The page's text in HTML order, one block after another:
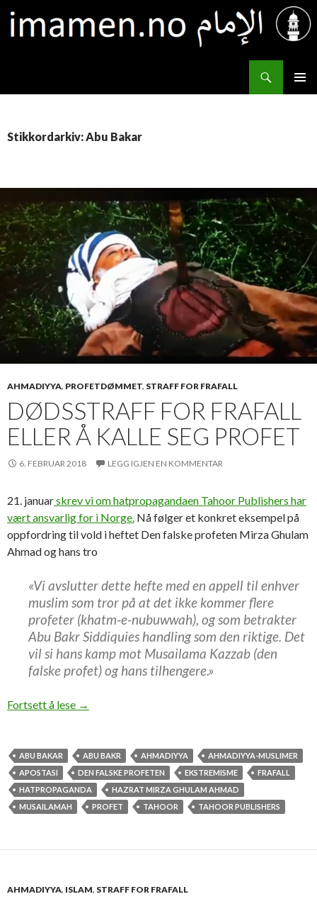
Stikkordarkiv: Abu Bakar
AHMADIYYA, PROFETDØMMET, STRAFF FOR FRAFALL
DØDSSTRAFF FOR FRAFALL
ELLER Å KALLE SEG PROFET
6. FEBRUAR 2018 LEGG IGJEN EN KOMMENTAR
21. januarskrev vi om hatpropagandaen Tahoor Publishers har
vært ansvarlig for i Norge. Nå følger et konkret eksempel på
oppfordring til vold i heftet Den falske profeten Mirza Ghulam
Ahmad og hans tro
«Vi avslutter dette hefte med en appell til enhver
muslim som tror på at det ikke kommer flere
profeter (khatm-e-nubuwwah), og som betrakter
Abu Bakr Siddiquies handling som den riktige. Det
vil si hans kamp mot Musailama Kazzab (den
falske profet) og hans tilhengere.»
Fortsett å lese Dødsstraff for frafall eller å kalle seg profet
→
ABU BAKAR ABU BAKR AHMADIYYA
AHMADIYYA-MUSLIMER
APOSTASI
DEN FALSKE PROFETEN EKSTREMISME
FRAFALL
HATPROPAGANDA
HAZRAT MIRZA GHULAM AHMAD
MUSAILAMAH
PROFET TAHOOR TAHOOR PUBLISHERS
AHMADIYYA, ISLAM, STRAFF FOR FRAFALL